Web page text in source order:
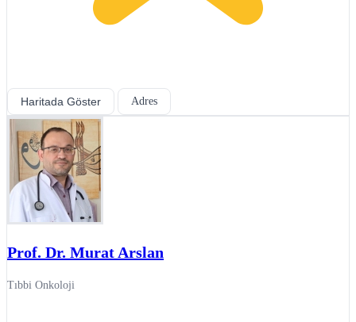
Haritada Göster Adres
Prof. Dr. Murat Arslan
Tıbbi Onkoloji